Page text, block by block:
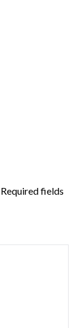
Required fields